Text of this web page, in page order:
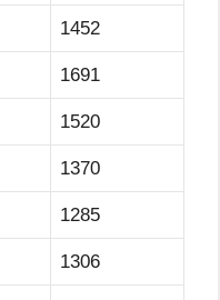
1452
1691
1520
1370
1285
1306